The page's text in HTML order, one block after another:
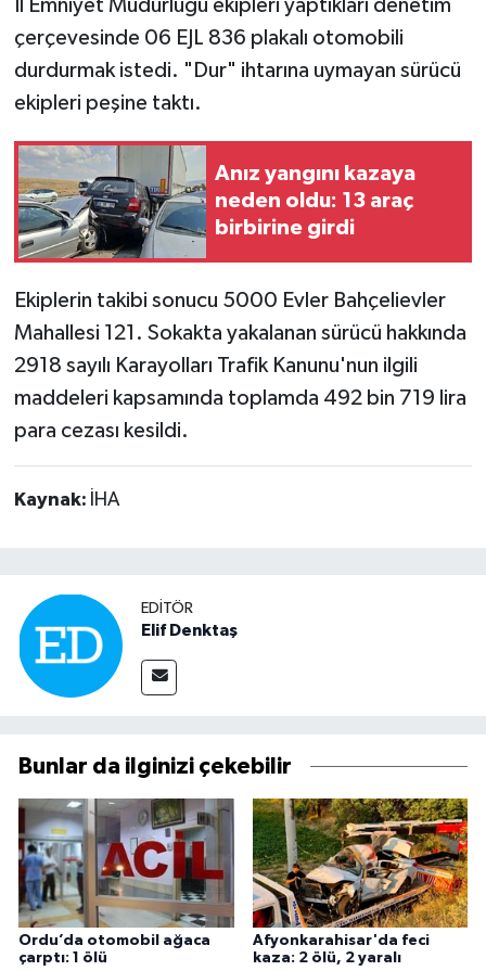
İl Emniyet Müdürlüğü ekipleri yaptıkları denetim
çerçevesinde 06 EJL 836 plakalı otomobili
durdurmak istedi. "Dur" ihtarına uymayan sürücü
ekipleri peşine taktı.
Anız yangını kazaya
neden oldu: 13 araç
birbirine girdi
Ekiplerin takibi sonucu 5000 Evler Bahçelievler
Mahallesi 121. Sokakta yakalanan sürücü hakkında
2918 sayılı Karayolları Trafik Kanunu'nun ilgili
maddeleri kapsamında toplamda 492 bin 719 lira
para cezası kesildi.
Kaynak: İHA
EDITÖR
Elif Denktaş
Bunlar da ilginizi çekebilir
Ordu’da otomobil ağaca
çarptı: 1 ölü
Afyonkarahisar'da feci
kaza: 2 ölü, 2 yaralı